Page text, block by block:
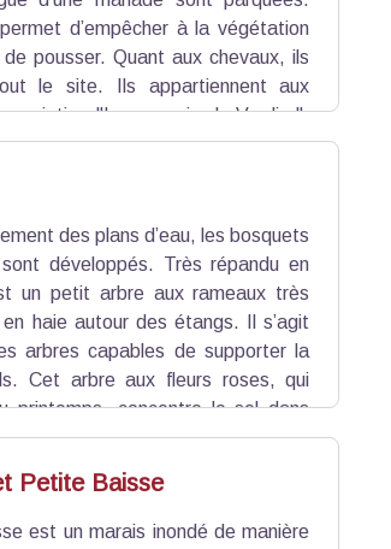
permet d’empêcher à la végétation
pousser. Quant aux chevaux, ils
le site. Ils appartiennent aux
"Les marais du Verdier".
les vers intestinaux, utilisés pour
les insectes à l’origine de la
des plans d’eau, les bosquets
développés. Très répandu en
un petit arbre aux rameaux très
haie autour des étangs. Il s’agit
arbres capables de supporter la
Cet arbre aux fleurs roses, qui
printemps, concentre le sel dans
en tombant. Cet arbre aurait
et angines.
Petite Baisse
est un marais inondé de manière